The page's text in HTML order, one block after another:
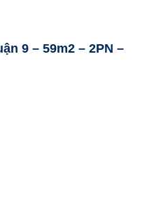
9 – 59m2 – 2PN –